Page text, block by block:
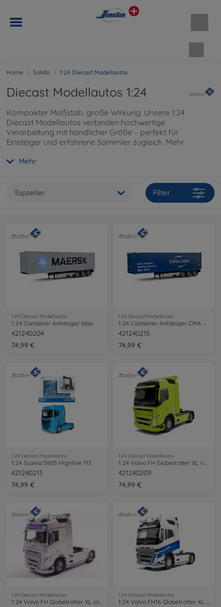
Home Solido 1:24 Diecast Modellautos
Diecast Modellautos 1:24
Kompakter Maßstab, große Wirkung: Unsere 1:24
Diecast Modellautos verbinden hochwertige
Verarbeitung mit handlicher Größe – perfekt für
Einsteiger und erfahrene Sammler zugleich. Mehr
Mehr
Topseller Filter
1:24 Diecast Modellautos
1:24 Container Anhänger blau
421240204
74,99 €
1:24 Diecast Modellautos
1:24 Container Anhänger CMA CGM blau
421240215
74,99 €
1:24 Diecast Modellautos
1:24 Scania 580S Highline 113
421240213
74,99 €
1:24 Diecast Modellautos
421240209
74,99 €
1:24 Diecast Modellautos
1:24 Volvo FH Globetrotter XL silb./lila
1:24 Diecast Modellautos
1:24 Volvo FH16 Globetrotter XL weiß